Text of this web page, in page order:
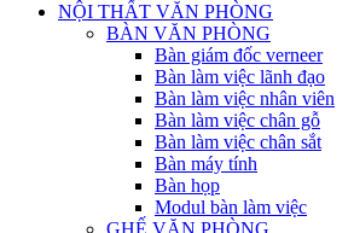
NỘI THẤT VĂN PHÒNG
BÀN VĂN PHÒNG
Bàn giám đốc verneer
Bàn làm việc lãnh đạo
Bàn làm việc nhân viên
Bàn làm việc chân gỗ
Bàn làm việc chân sắt
Bàn máy tính
Bàn họp
Modul bàn làm việc
GHẾ VĂN PHÒNG